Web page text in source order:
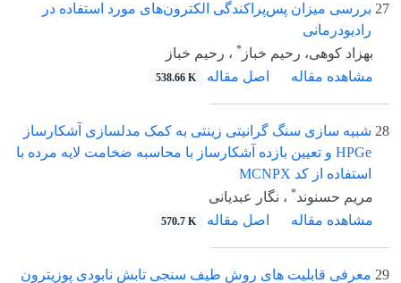
27 بررسی میزان پس‌پراکندگی الکترون‌های مورد استفاده در
رادیو‌درما‌نی
بهزاد کوهی، رحیم خباز * ، رحیم خباز
مشاهده مقاله
اصل مقاله 538.66 K
28 شبیه سازی سنگ گرانیتی زینتی به کمک مدلسازی آشکارساز
HPGe و تعیین بازده آشکارساز با محاسبه ضخامت لایه مرده با
استفاده از کد MCNPX
مریم حسنوند* ، نگار عبدیانی
مشاهده مقاله
اصل مقاله 570.7 K
29 معرفی قابلیت های روش طیف سنجی تابش نابودی پوزیترون